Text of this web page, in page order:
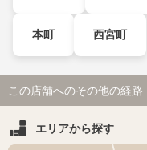
本町 西宮町
この店舗へのその他の経路
エリアから探す